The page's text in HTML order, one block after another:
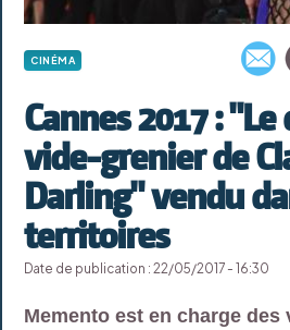
CINÉMA
Cannes 2017 :
vide-grenier de
Darling" vendu
territoires
Date de publication : 22/05/2017 - 16:30
Memento est en charge des